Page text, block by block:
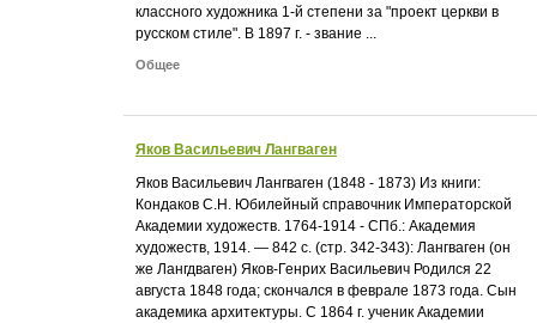
классного художника 1-й степени за "проект церкви в
русском стиле". В 1897 г. - звание ...
Общее
Яков Васильевич Лангваген
Яков Васильевич Лангваген (1848 - 1873) Из книги:
Кондаков С.Н. Юбилейный справочник Императорской
Академии художеств. 1764-1914 - СПб.: Академия
художеств, 1914. — 842 с. (стр. 342-343): Лангваген (он
же Лангдваген) Яков-Генрих Васильевич Родился 22
августа 1848 года; скончался в феврале 1873 года. Сын
академика архитектуры. С 1864 г. ученик Академии